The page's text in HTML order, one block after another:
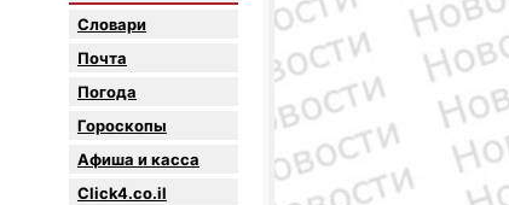
Словари
Почта
Погода
Гороскопы
Афиша и касса
Click4.co.il